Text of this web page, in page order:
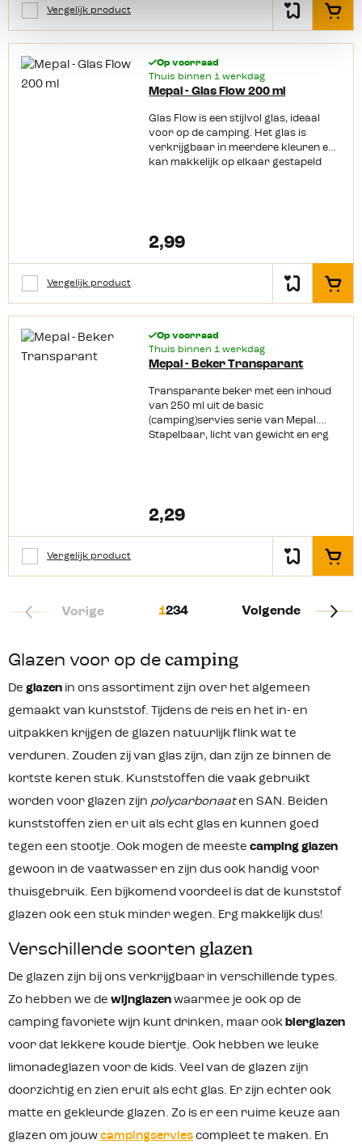
Vrijwel onbreekbaar Geschikt tot 80
Vergelijk product In het
Op voorraad
Thuis binnen 1 werkdag
Mepal - Glas Flow 200 ml
Glas Flow is een stijlvol glas, ideaal
voor op de camping. Het glas is
verkrijgbaar in meerdere kleuren en
kan makkelijk op elkaar gestapeld
2,99
Vergelijk product In het
Op voorraad
Thuis binnen 1 werkdag
Mepal - Beker Transparant
Transparante beker met een inhoud
van 250 ml uit de basic
(camping)servies serie van Mepal.
Stapelbaar, licht van gewicht en erg
2,29
Vergelijk product In het
Vorige 1234 Volgende
Glazen voor op de camping
De glazen in ons assortiment zijn over het algemeen
gemaakt van kunststof. Tijdens de reis en het in- en
uitpakken krijgen de glazen natuurlijk flink wat te
verduren. Zouden zij van glas zijn, dan zijn ze binnen de
kortste keren stuk. Kunststoffen die vaak gebruikt
worden voor glazen zijn polycarbonaaten SAN. Beiden
kunststoffen zien er uit als echt glas en kunnen goed
tegen een stootje. Ook mogen de meeste camping glazen
gewoon in de vaatwasser en zijn dus ook handig voor
thuisgebruik. Een bijkomend voordeel is dat de kunststof
glazen ook een stuk minder wegen. Erg makkelijk dus!
Verschillende soorten glazen
De glazen zijn bij ons verkrijgbaar in verschillende types.
Zo hebben we de wijnglazen waarmee je ook op de
camping favoriete wijn kunt drinken, maar ook bierglazen
voor dat lekkere koude biertje. Ook hebben we leuke
limonadeglazen voor de kids. Veel van de glazen zijn
doorzichtig en zien eruit als echt glas. Er zijn echter ook
matte en gekleurde glazen. Zo is er een ruime keuze aan
glazen om jouw campingservies compleet te maken. En